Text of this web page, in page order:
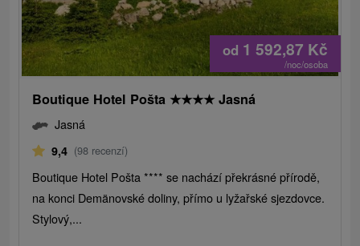
od 1 592,87 Kč
/noc/osoba
Boutique Hotel Pošta ★★★★ Jasná
Jasná
9,4 (98 recenzí)
Boutique Hotel Pošta **** se nachází překrásné přírodě,
na konci Demänovské doliny, přímo u lyžařské sjezdovce.
Stylový,...